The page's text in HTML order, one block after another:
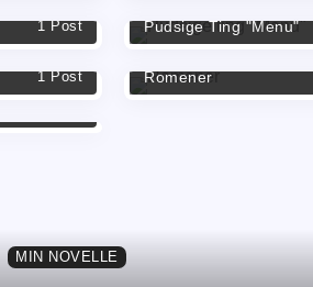
1 Post Pudsige Ting "Menu"
1 Post Romener
MIN NOVELLE